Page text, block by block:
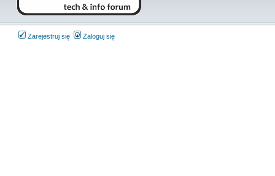
Zarejestruj się Zaloguj się